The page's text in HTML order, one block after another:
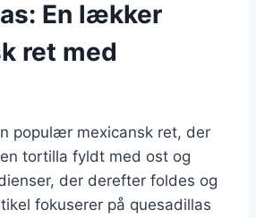
En lækker
ret med
populær mexicansk ret, der
tortilla fyldt med ost og
der derefter foldes og
fokuserer på quesadillas